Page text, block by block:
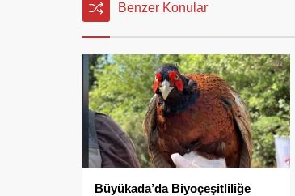
Benzer Konular
Büyükada’da Biyoçeşitliliğe